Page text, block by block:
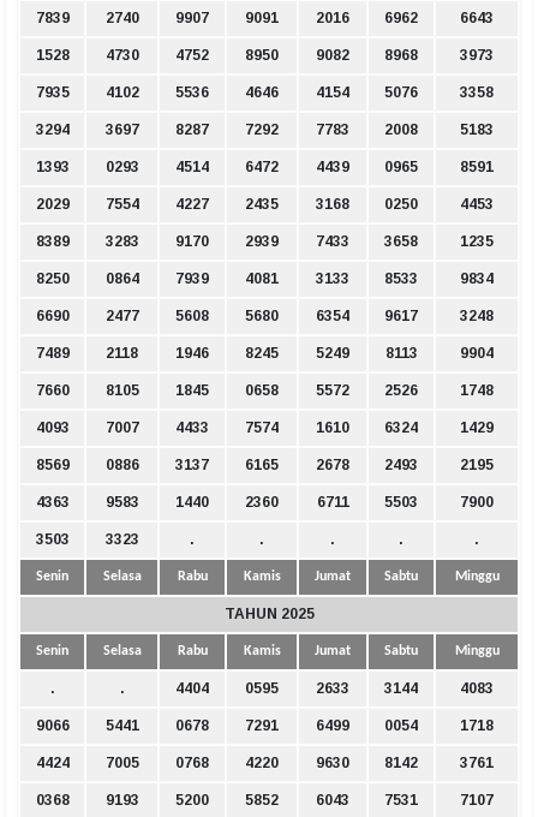
7839 2740 9907 9091 2016 6962 6643
1528 4730 4752 8950 9082 8968 3973
7935 4102 5536 4646 4154 5076 3358
3294 3697 8287 7292 7783 2008 5183
1393 0293 4514 6472 4439 0965 8591
2029 7554 4227 2435 3168 0250 4453
8389 3283 9170 2939 7433 3658 1235
8250 0864 7939 4081 3133 8533 9834
6690 2477 5608 5680 6354 9617 3248
7489 2118 1946 8245 5249 8113 9904
7660 8105 1845 0658 5572 2526 1748
4093 7007 4433 7574 1610 6324 1429
8569 0886 3137 6165 2678 2493 2195
4363 9583 1440 2360 6711 5503 7900
3503 3323 . . . . .
Senin Selasa Rabu Kamis Jumat Sabtu Minggu
TAHUN 2025
Senin Selasa Rabu Kamis Jumat Sabtu Minggu
. . 4404 0595 2633 3144 4083
9066 5441 0678 7291 6499 0054 1718
4424 7005 0768 4220 9630 8142 3761
0368 9193 5200 5852 6043 7531 7107